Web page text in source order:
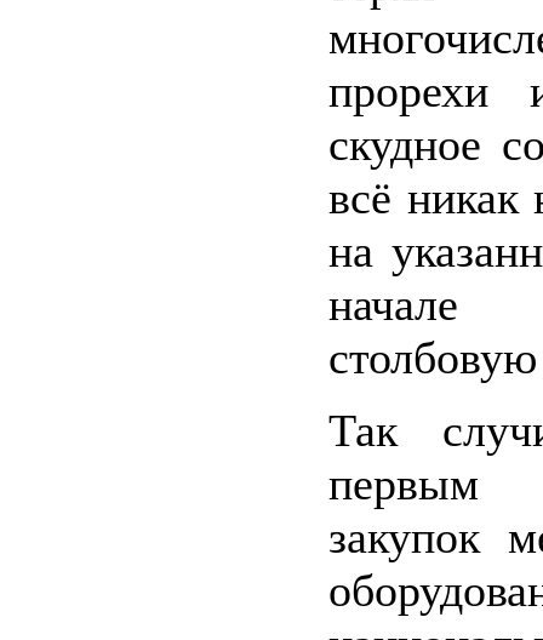
прорехи
скудное
всё никак
на
Так
закупок